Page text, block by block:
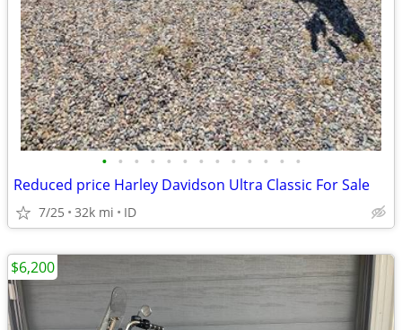
• • • • • • • • • • • • •
Reduced price Harley Davidson Ultra Classic For Sale
7/25 32k mi ID
$6,200